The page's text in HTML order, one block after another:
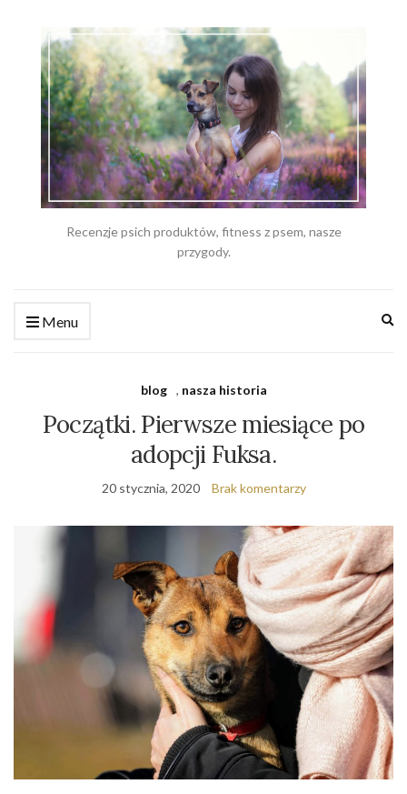
Recenzje psich produktów, fitness z psem, nasze
przygody.
Menu
blog , nasza historia
Początki. Pierwsze miesiące po
adopcji Fuksa.
20 stycznia, 2020 Brak komentarzy